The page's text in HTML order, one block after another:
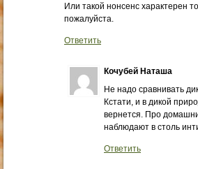
Или такой нонсенс характерен
пожалуйста.
Ответить
Кочубей Наташа
Не надо сравнивать
Кстати, и в дикой
вернется. Про
наблюдают в столь
Ответить